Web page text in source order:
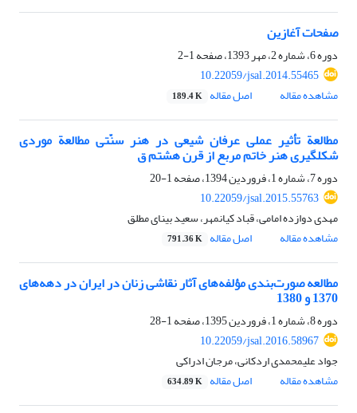
صفحات آغازین
دوره 6، شماره 2، مهر 1393، صفحه
1-2
10.22059/jsal.2014.55465
مشاهده مقاله
اصل مقاله 189.4 K
مطالعة تأثیر عملی عرفان شیعی در هنر سنّتی مطالعة موردی
شکل‏گیری هنر خاتم مربع از قرن هشتم ق
دوره 7، شماره 1، فروردین 1394، صفحه
1-20
10.22059/jsal.2015.55763
مهدی دوازده امامی، قباد کیانمهر، سعید بینای مطلق
مشاهده مقاله
اصل مقاله 791.36 K
مطالعه صورت‌بندی مؤلفه‌های آثار نقاشی زنان در ایران در دهه‌های
1370 و 1380
دوره 8، شماره 1، فروردین 1395، صفحه
1-28
10.22059/jsal.2016.58967
جواد علیمحمدی اردکانی، مرجان ادراکی
مشاهده مقاله
اصل مقاله 634.89 K